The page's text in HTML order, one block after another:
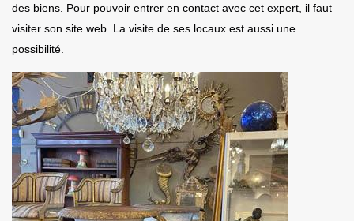
des biens. Pour pouvoir entrer en contact avec cet expert, il faut
visiter son site web. La visite de ses locaux est aussi une
possibilité.